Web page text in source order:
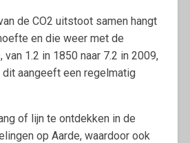
de CO2 uitstoot samen hangt
en die weer met de
1.2 in 1850 naar 7.2 in 2009,
aangeeft een regelmatig
of lijn te ontdekken in de
op Aarde, waardoor ook